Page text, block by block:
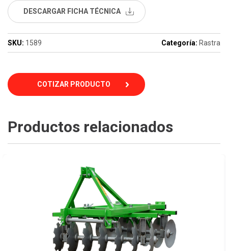
DESCARGAR FICHA TÉCNICA
SKU: 1589 Categoría: Rastra
COTIZAR PRODUCTO
Productos relacionados